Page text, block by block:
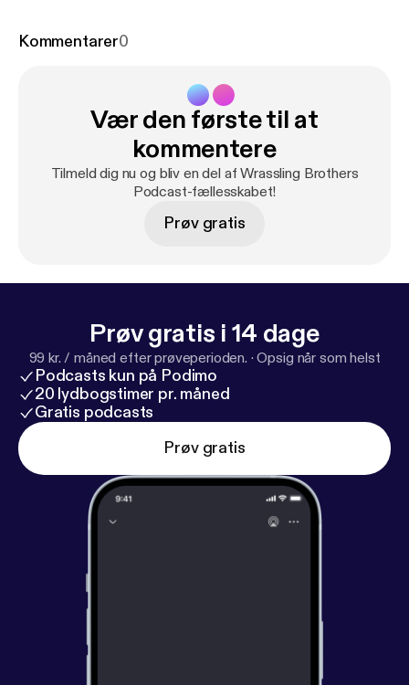
IS @WRASSLINMAYOR WILL IS @IamWillwv
Kommentarer0
Vær den første til at
kommentere
Tilmeld dig nu og bliv en del af Wrassling Brothers
Podcast-fællesskabet!
Prøv gratis
Prøv gratis i 14 dage
99 kr. / måned efter prøveperioden. ·Opsig når som helst
Podcasts kun på Podimo
20 lydbogstimer pr. måned
Gratis podcasts
Prøv gratis